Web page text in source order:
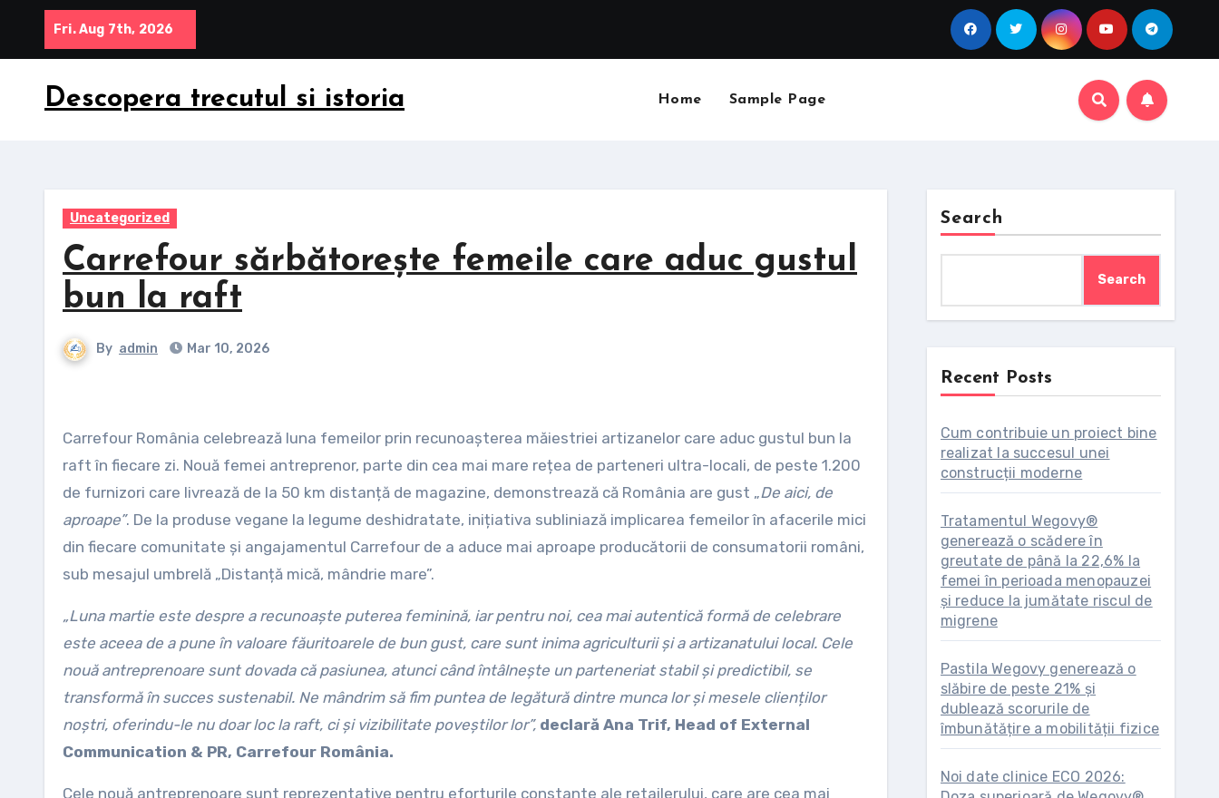
content
Fri. Aug 7th, 2026
Descopera trecutul si istoria Home Sample Page
Uncategorized
Carrefour sărbătorește femeile care aduc gustul
bun la raft
By admin Mar 10, 2026
Carrefour România celebrează luna femeilor prin recunoașterea măiestriei artizanelor care aduc gustul bun la
raft în fiecare zi. Nouă femei antreprenor, parte din cea mai mare rețea de parteneri ultra-locali, de peste 1.200
de furnizori care livrează de la 50 km distanță de magazine, demonstrează că România are gust „De aici, de
aproape”. De la produse vegane la legume deshidratate, inițiativa subliniază implicarea femeilor în afacerile mici
din fiecare comunitate și angajamentul Carrefour de a aduce mai aproape producătorii de consumatorii români,
sub mesajul umbrelă „Distanță mică, mândrie mare”.
„Luna martie este despre a recunoaște puterea feminină, iar pentru noi, cea mai autentică formă de celebrare
este aceea de a pune în valoare făuritoarele de bun gust, care sunt inima agriculturii și a artizanatului local. Cele
nouă antreprenoare sunt dovada că pasiunea, atunci când întâlnește un parteneriat stabil și predictibil, se
transformă în succes sustenabil. Ne mândrim să fim puntea de legătură dintre munca lor și mesele clienților
noștri, oferindu-le nu doar loc la raft, ci și vizibilitate poveștilor lor”, declară Ana Trif, Head of External
Communication & PR, Carrefour România.
Cele nouă antreprenoare sunt reprezentative pentru eforturile constante ale retailerului, care are cea mai
Search
Search
Recent Posts
Cum contribuie un proiect bine
realizat la succesul unei
construcții moderne
Tratamentul Wegovy®
generează o scădere în
greutate de până la 22,6% la
femei în perioada menopauzei
și reduce la jumătate riscul de
migrene
Pastila Wegovy generează o
slăbire de peste 21% și
dublează scorurile de
îmbunătățire a mobilității fizice
Noi date clinice ECO 2026: